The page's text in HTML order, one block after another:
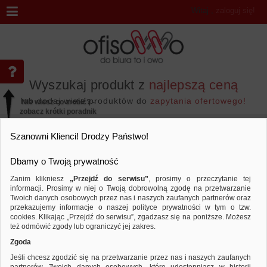
Wyszukaj produkt z najlepszą ceną
lub dodaj wiele produktów do zapytania ofertowego!
Witaj ,
Marka DONAU
Porównaj Sortuj według
Nie wiesz co zrobić? -
zobacz krótki poradnik
Szanowni Klienci! Drodzy Państwo!
Dbamy o Twoją prywatność
Zanim klikniesz „Przejdź do serwisu”, prosimy o przeczytanie tej
informacji. Prosimy w niej o Twoją dobrowolną zgodę na przetwarzanie
Twoich danych osobowych przez nas i naszych zaufanych partnerów oraz
przekazujemy informacje o naszej polityce prywatności w tym o tzw.
cookies. Klikając „Przejdź do serwisu”, zgadzasz się na poniższe. Możesz
też odmówić zgody lub ograniczyć jej zakres.
Zgoda
Jeśli chcesz zgodzić się na przetwarzanie przez nas i naszych zaufanych